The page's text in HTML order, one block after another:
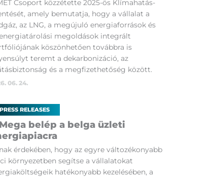
Csoport közzétette 2025-ös Klímahatás-
amely bemutatja, hogy a vállalat a
az LNG, a megújuló energiaforrások és
megoldások integrált
köszönhetően továbbra is
teremt a dekarbonizáció, az
és a megfizethetőség között.
06. 24.
PRESS RELEASES
belép a belga üzleti
érdekében, hogy az egyre változékonyabb
környezetben segítse a vállalatokat
hatékonyabb kezelésében, a